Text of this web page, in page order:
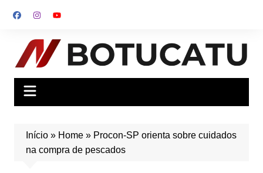
para
conteúdo
Início» Home» Procon-SP orienta sobre cuidados
na compra de pescados